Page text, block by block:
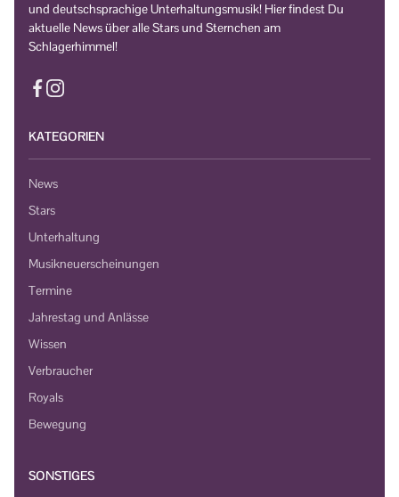
und deutschsprachige Unterhaltungsmusik! Hier findest Du
aktuelle News über alle Stars und Sternchen am
Schlagerhimmel!
KATEGORIEN
News
Stars
Unterhaltung
Musikneuerscheinungen
Termine
Jahrestag und Anlässe
Wissen
Verbraucher
Royals
Bewegung
SONSTIGES